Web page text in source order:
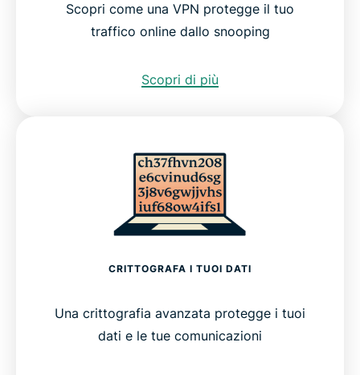
Scopri come una VPN protegge il tuo
traffico online dallo snooping
Scopri di più
CRITTOGRAFA I TUOI DATI
Una crittografia avanzata protegge i tuoi
dati e le tue comunicazioni